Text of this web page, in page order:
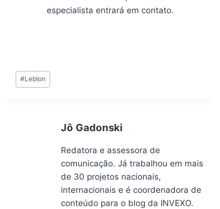
especialista entrará em contato.
Tags
do
#Leblon
Jô Gadonski
Redatora e assessora de
comunicação. Já trabalhou em mais
de 30 projetos nacionais,
internacionais e é coordenadora de
conteúdo para o blog da INVEXO.